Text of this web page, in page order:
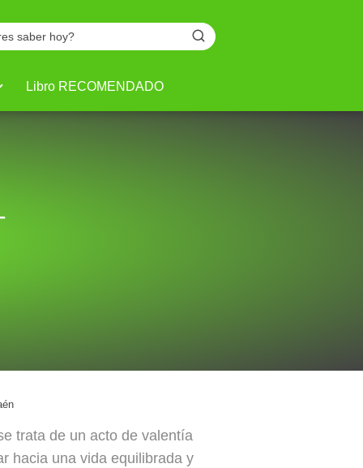
Libro RECOMENDADO
trata de un acto de valentía
hacia una vida equilibrada y